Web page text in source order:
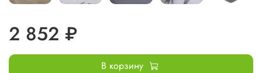
2 852 ₽
В корзину